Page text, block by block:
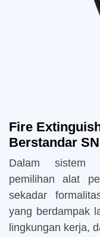
Fire
Berstandar
Dalam sistem
pemilihan alat
sekadar
yang berdampak
lingkungan kerja,